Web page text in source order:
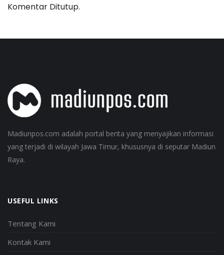
Komentar Ditutup.
Madiunpos.com adalah portal berita yang menyajikan informasi
yang terjadi di wilayah Jawa Timur, khususnya di seputar Madiun
Raya.
USEFUL LINKS
Tentang Kami
Kontak Kami